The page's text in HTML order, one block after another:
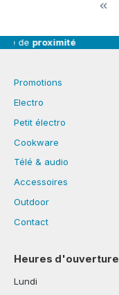
Promotions
Electro
Petit électro
Cookware
Télé & audio
Accessoires
Outdoor
Contact
Heures d'ouverture
Lundi